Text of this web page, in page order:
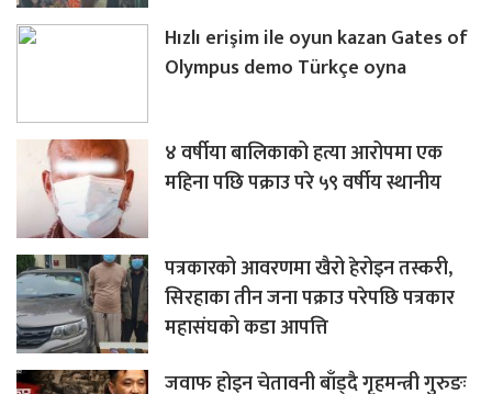
Hızlı erişim ile oyun kazan Gates of
Olympus demo Türkçe oyna
४ वर्षीया बालिकाको हत्या आरोपमा एक
महिना पछि पक्राउ परे ५९ वर्षीय स्थानीय
पत्रकारको आवरणमा खैरो हेरोइन तस्करी,
सिरहाका तीन जना पक्राउ परेपछि पत्रकार
महासंघको कडा आपत्ति
जवाफ होइन चेतावनी बाँड्दै गृहमन्त्री गुरुङः